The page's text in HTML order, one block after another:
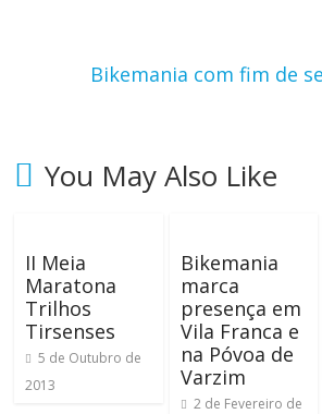
e
s
Bikemania com fim de
You May Also Like
II Meia
Maratona
Trilhos
Tirsenses
5 de Outubro de
2013
Bikemania
marca
presença em
Vila Franca e
na Póvoa de
Varzim
2 de Fevereiro de